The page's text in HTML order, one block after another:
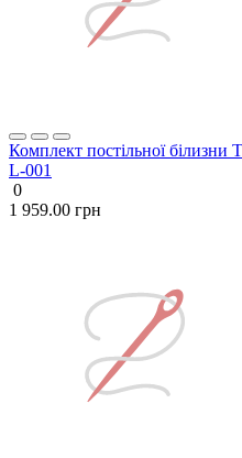
Комплект постільної
L-001
0
1 959.00 грн